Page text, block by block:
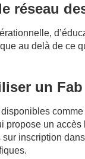
réseau
au delà de ce
un Fab
propose un
sur inscription